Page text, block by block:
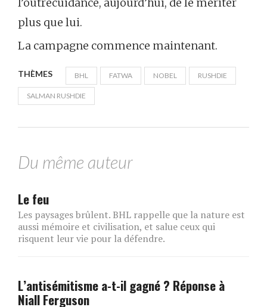
l’outrecuidance, aujourd’hui, de le mériter
plus que lui.
La campagne commence maintenant.
THÈMES BHL FATWA NOBEL RUSHDIE
SALMAN RUSHDIE
Du même auteur
Le feu
Les paysages brûlent. BHL rappelle que la nature est
aussi mémoire et civilisation, et salue ceux qui
risquent leur vie pour la défendre.
L’antisémitisme a-t-il gagné ? Réponse à
Niall Ferguson